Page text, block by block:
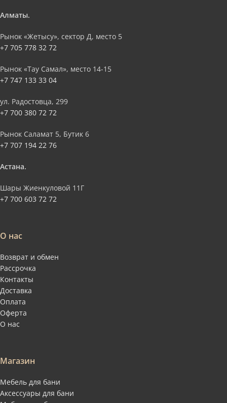
Алматы.
Рынок «Жетысу», сектор Д, место 5
+7 705 778 32 72
Рынок «Тау Самал», место 14-15
+7 747 133 33 04
ул. Радостовца, 299
+7 700 380 72 72
Рынок Саламат 5, Бутик 6
+7 707 194 22 76
Астана.
Шары Жиенкуловой 11Г
+7 700 603 72 72
О нас
Возврат и обмен
Рассрочка
Контакты
Доставка
Оплата
Оферта
О нас
Магазин
Мебель для бани
Аксессуары для бани